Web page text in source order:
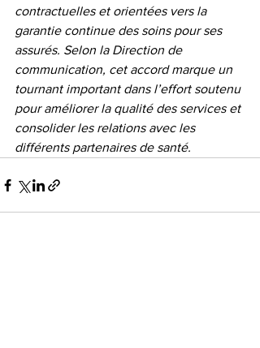
contractuelles et orientées vers la
garantie continue des soins pour ses
assurés. Selon la Direction de
communication, cet accord marque un
tournant important dans l’effort soutenu
pour améliorer la qualité des services et
consolider les relations avec les
différents partenaires de santé.